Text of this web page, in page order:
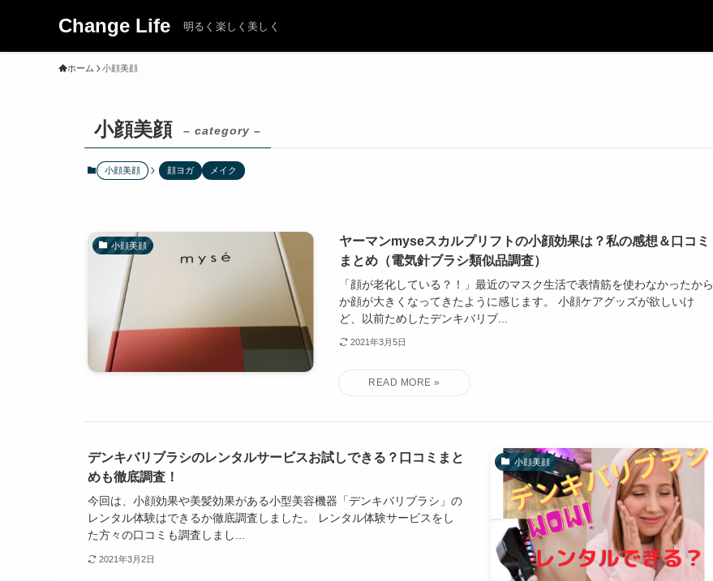
Change Life 明るく楽しく美しく
ホーム 小顔美顔
小顔美顔 – category –
小顔美顔 顔ヨガ メイク
小顔美顔
ヤーマンmyseスカルプリフトの小顔効果は？私の感想＆口コミ
まとめ（電気針ブラシ類似品調査）
「顔が老化している？！」最近のマスク生活で表情筋を使わなかったから
か顔が大きくなってきたように感じます。 小顔ケアグッズが欲しいけ
ど、以前ためしたデンキバリブ...
2021年3月5日
小顔美顔
デンキバリブラシのレンタルサービスお試しできる？口コミまと
めも徹底調査！
今回は、小顔効果や美髪効果がある小型美容機器「デンキバリブラシ」の
レンタル体験はできるか徹底調査しました。 レンタル体験サービスをし
た方々の口コミも調査しまし...
2021年3月2日